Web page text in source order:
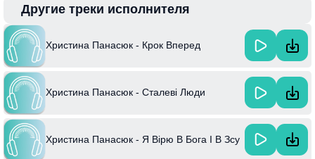
Христина Панасюк, известная своей уникальной способностью
передавать чувства через музыку, написала эту песню,
вдохновившись собственным опытом и взаимодействием с
окружающими.
Другие треки исполнителя
Христина Панасюк - Крок Вперед
Христина Панасюк - Сталеві Люди
Христина Панасюк - Я Вірю В Бога І В Зсу